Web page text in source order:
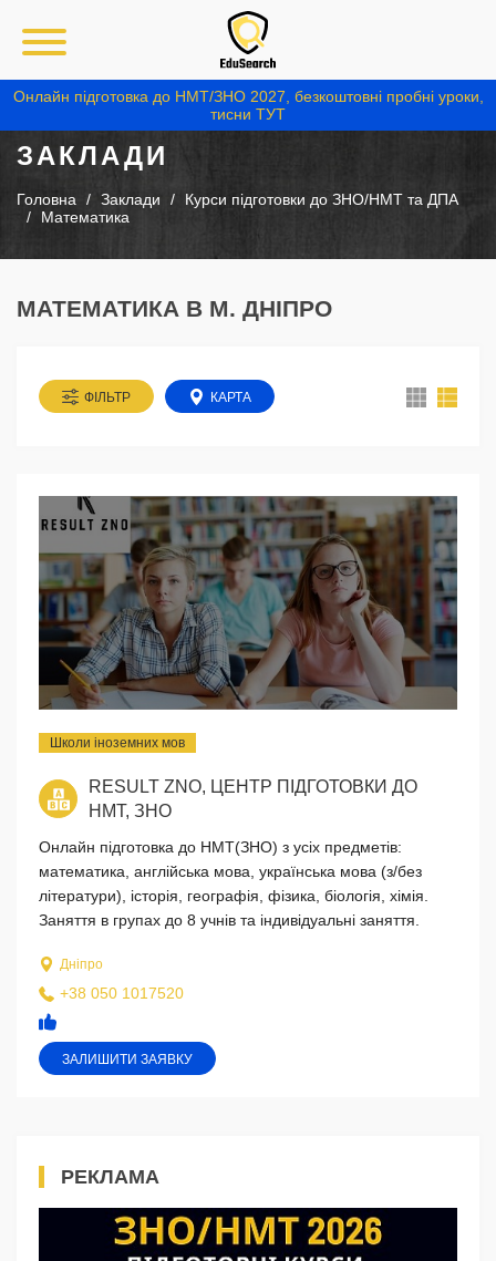
Онлайн підготовка до НМТ/ЗНО 2027, безкоштовні пробні уроки,
тисни ТУТ
ЗАКЛАДИ
Головна Заклади
Курси підготовки до ЗНО/НМТ та ДПА
Математика
МАТЕМАТИКА В М. ДНІПРО
ФІЛЬТР КАРТА
Школи іноземних мов
RESULT ZNO, ЦЕНТР ПІДГОТОВКИ ДО
НМТ, ЗНО
Онлайн підготовка до НМТ(ЗНО) з усіх предметів:
математика, англійська мова, українська мова (з/без
літератури), історія, географія, фізика, біологія, хімія.
Заняття в групах до 8 учнів та індивідуальні заняття.
Дніпро
+38 050 1017520
ЗАЛИШИТИ ЗАЯВКУ
РЕКЛАМА